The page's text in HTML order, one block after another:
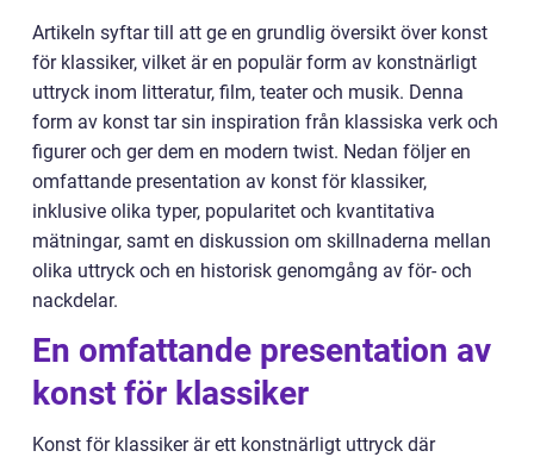
Artikeln syftar till att ge en grundlig översikt över konst
för klassiker, vilket är en populär form av konstnärligt
uttryck inom litteratur, film, teater och musik. Denna
form av konst tar sin inspiration från klassiska verk och
figurer och ger dem en modern twist. Nedan följer en
omfattande presentation av konst för klassiker,
inklusive olika typer, popularitet och kvantitativa
mätningar, samt en diskussion om skillnaderna mellan
olika uttryck och en historisk genomgång av för- och
nackdelar.
En omfattande presentation av
konst för klassiker
Konst för klassiker är ett konstnärligt uttryck där